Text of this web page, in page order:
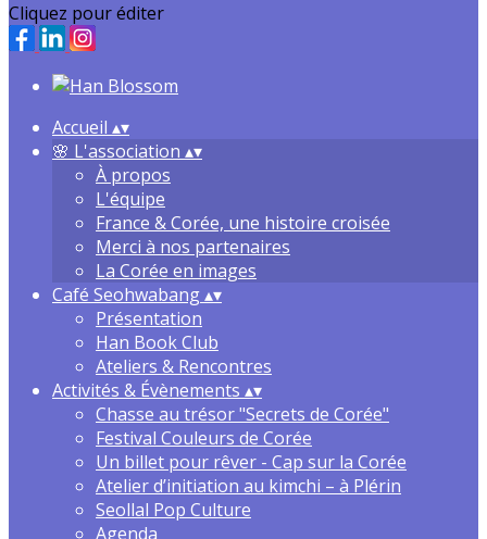
Cliquez pour éditer
Accueil ▴▾
🌸 L'association ▴▾
À propos
L'équipe
France & Corée, une histoire croisée
Merci à nos partenaires
La Corée en images
Café Seohwabang▴▾
Présentation
Han Book Club
Ateliers & Rencontres
Activités & Évènements ▴▾
Chasse au trésor "Secrets de Corée"
Festival Couleurs de Corée
Un billet pour rêver - Cap sur la Corée
Atelier d’initiation au kimchi – à Plérin
Seollal Pop Culture
Agenda